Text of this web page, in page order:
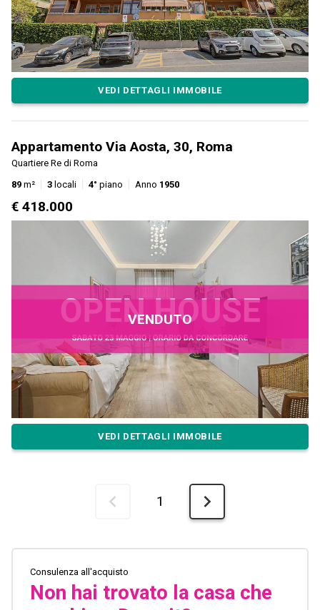
VEDI DETTAGLI IMMOBILE
Appartamento Via Aosta, 30, Roma
Quartiere Re di Roma
89 m² 3 locali 4° piano Anno 1950
€ 418.000
VENDUTO
VEDI DETTAGLI IMMOBILE
1
Consulenza all'acquisto
Non hai trovato la casa che